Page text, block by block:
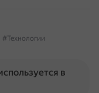
#Технологии
в